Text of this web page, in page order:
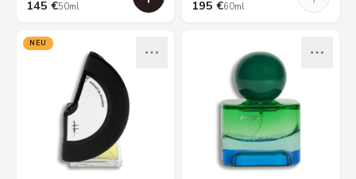
145 €50ml 195 €60ml
NEU